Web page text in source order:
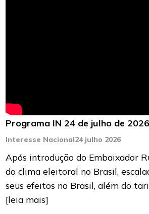
Programa IN 24 de julho de 2026
Interesse Nacional24 julho 2026
Após introdução do Embaixador
do clima eleitoral no Brasil,
seus efeitos no Brasil, além do
[leia mais]